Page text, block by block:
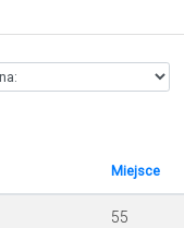
Miejsce
55